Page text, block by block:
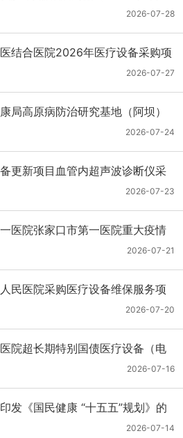
2026-07-28
结合医院2026年医疗设备采购项
招标公告
2026-07-27
局高原病防治研究基地（阿坝）
生命支持类医疗设备购置项目招
2026-07-24
更新项目血管内超声波诊断仪采
开招标公告
2026-07-23
医院张家口市第一医院重大疫情
室及重症监护室医疗设备采购项
2026-07-21
民医院采购医疗设备维保服务项
1批）(二次)（项目编号：GZSY-
）采购更正公告
2026-07-20
院超长期特别国债医疗设备（电
）采购更正公告（第二次）2026-07-16
发《国民健康 “十五五”规划》的
2026-07-14